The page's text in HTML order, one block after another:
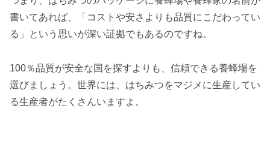
書いてあれば、「コストや安さよりも品質にこだわってい
る」という思いが深い証拠でもあるのですね。
100％品質が安全な国を探すよりも、信頼できる養蜂場を
選びましょう。世界には、はちみつをマジメに生産してい
る生産者がたくさんいますよ。